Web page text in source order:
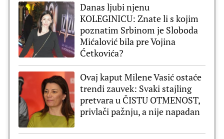
Danas ljubi njenu
KOLEGINICU: Znate li s kojim
poznatim Srbinom je Sloboda
Mićalović bila pre Vojina
Ćetkovića?
Ovaj kaput Milene Vasić ostaće
trendi zauvek: Svaki stajling
pretvara u ČISTU OTMENOST,
privlači pažnju, a nije napadan